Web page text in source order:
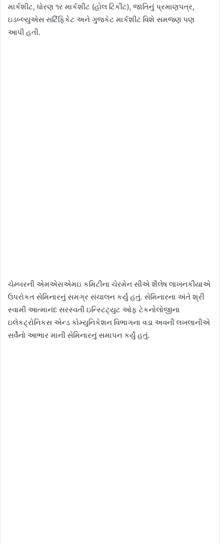
માર્કશીટ, ધોરણ ૧ર માર્કશીટ (હોલ ટિકીટ), જાતિનું પ્રમાણપત્ર,
ઇડબ્લ્યુએસ સર્ટિફિકેટ અને ગુજકેટ માર્કશીટ વિશે સમજણ પણ
આપી હતી.
ચેમ્બરની એમએસએમઇ કમિટીના ચેરમેન સીએ શૈલેષ લાખનકીયાએ
ઉપરોકત સેમિનારનું સમગ્ર સંચાલન કર્યું હતું. સેમિનારના અંતે શ્રી
સ્વામી આત્માનંદ સરસ્વતી ઇન્સ્ટિટ્‌યુટ ઓફ ટેકનોલોજીના
ઇલેકટ્રોનિકસ એન્ડ કોમ્યુનિકેશન વિભાગના વડા અવની લખલાનીએ
સર્વેનો આભાર માની સેમિનારનું સમાપન કર્યું હતું.